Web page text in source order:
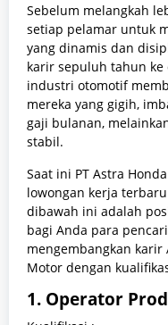
Sebelum melangkah
setiap pelamar untuk
yang dinamis dan
karir sepuluh tahun
industri otomotif
mereka yang gigih,
gaji bulanan,
stabil.
Saat ini PT Astra
lowongan kerja
dibawah ini adalah
bagi Anda para
mengembangkan karir
Motor dengan
1. Operator